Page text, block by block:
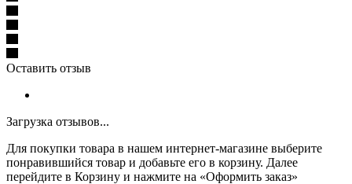
Оставить отзыв
Загрузка отзывов...
Для покупки товара в нашем интернет-магазине выберите
понравившийся товар и добавьте его в корзину. Далее
перейдите в Корзину и нажмите на «Оформить заказ»